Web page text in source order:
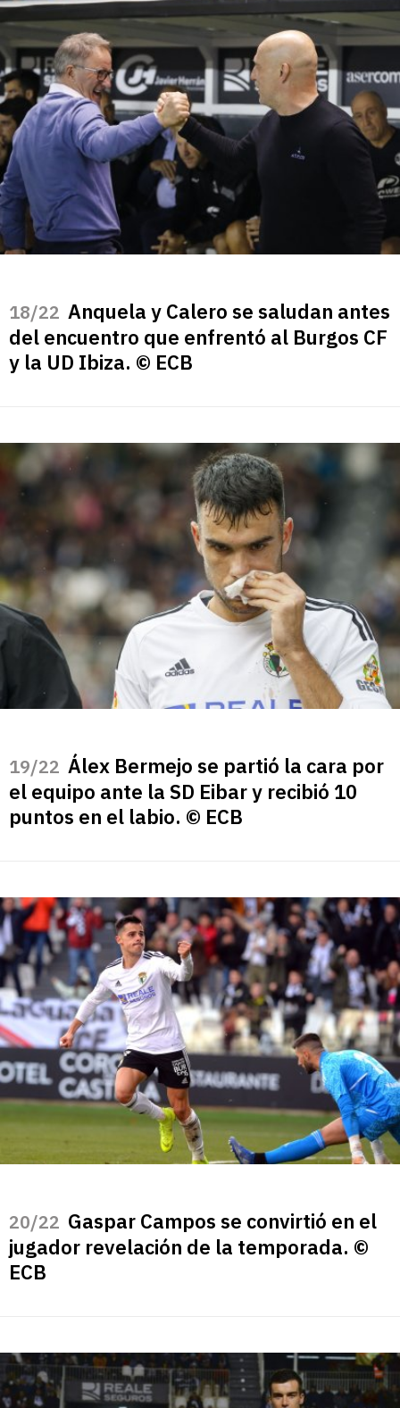
/22 Anquela y Calero se saludan antes
del encuentro que enfrentó al Burgos CF
y la UD Ibiza. © ECB
/22 Álex Bermejo se partió la cara por
el equipo ante la SD Eibar y recibió 10
puntos en el labio. © ECB
/22 Gaspar Campos se convirtió en el
jugador revelación de la temporada. ©
ECB